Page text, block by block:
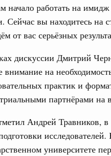
начало работать на
Сейчас вы находитесь на
от вас серьёзных
дискуссии Дмитрий
внимание на
практик и
партнёрами на
Андрей Травников,
университете
ситуации и ликвидация их
заседание
чрезвычайной
образование
Установлен
колледжей и
экономический союз.